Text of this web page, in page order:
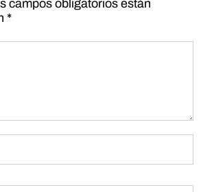
campos obligatorios están
*